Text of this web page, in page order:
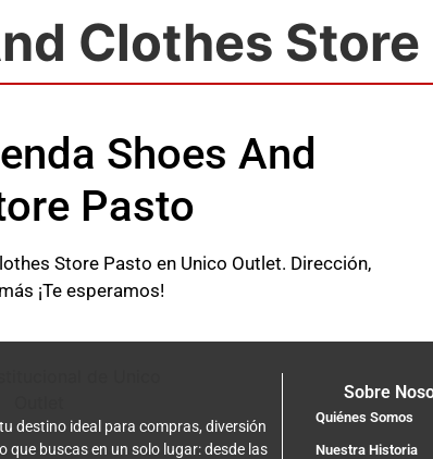
Clothes Store
Shoes And
Pasto
Store Pasto en Unico Outlet. Dirección,
¡Te esperamos!
destino ideal para compras, diversión
que buscas en un solo lugar: desde las
Sobre
Quiénes Somos
Nuestra Historia